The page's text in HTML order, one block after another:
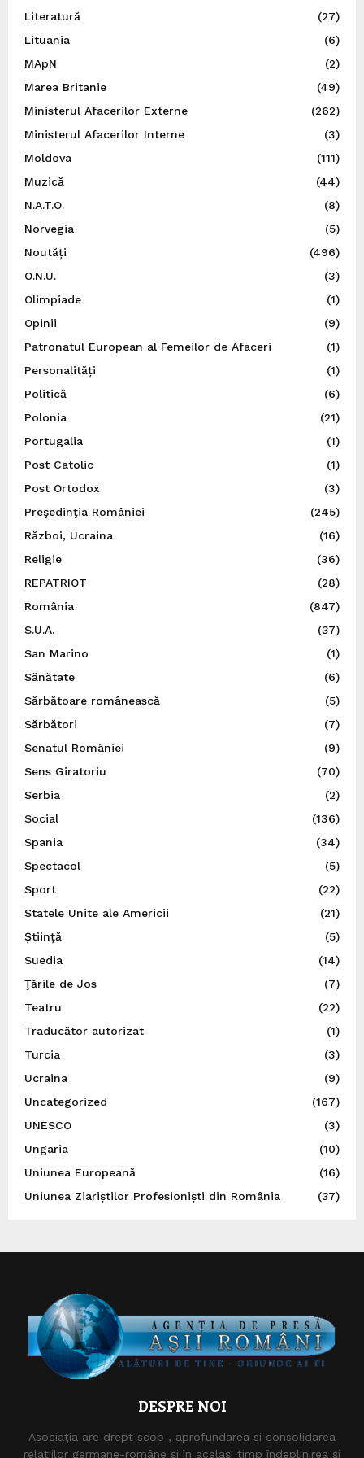
Literatură
(27)
Lituania
(6)
MApN
(2)
Marea Britanie
(49)
Ministerul Afacerilor Externe
(262)
Ministerul Afacerilor Interne
(3)
Moldova
(111)
Muzică
(44)
N.A.T.O.
(8)
Norvegia
(5)
Noutăți
(496)
O.N.U.
(3)
Olimpiade
(1)
Opinii
(9)
Patronatul European al Femeilor de Afaceri
(1)
Personalități
(1)
Politică
(6)
Polonia
(21)
Portugalia
(1)
Post Catolic
(1)
Post Ortodox
(3)
Preşedinţia României
(245)
Război, Ucraina
(16)
Religie
(36)
REPATRIOT
(28)
România
(847)
S.U.A.
(37)
San Marino
(1)
Sănătate
(6)
Sărbătoare românească
(5)
Sărbători
(7)
Senatul României
(9)
Sens Giratoriu
(70)
Serbia
(2)
Social
(136)
Spania
(34)
Spectacol
(5)
Sport
(22)
Statele Unite ale Americii
(21)
Știință
(5)
Suedia
(14)
Ţările de Jos
(7)
Teatru
(22)
Traducător autorizat
(1)
Turcia
(3)
Ucraina
(9)
Uncategorized
(167)
UNESCO
(3)
Ungaria
(10)
Uniunea Europeană
(16)
Uniunea Ziariștilor Profesioniști din România
(37)
DESPRE NOI
Asociaţia are drept scop , aprofundarea si consolidarea
relaţiilor germane-române şi în acelaşi timp îndeplinirea şi